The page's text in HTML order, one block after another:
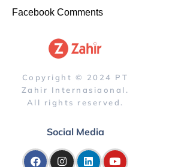
Facebook Comments
Copyright © 2024 PT
Zahir Internasiaonal.
All rights reserved.
Social Media